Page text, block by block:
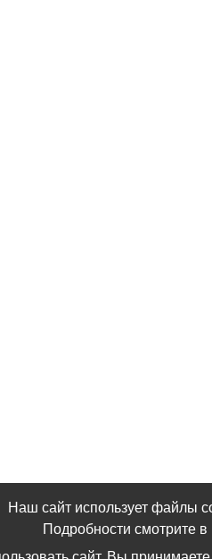
Наш сайт использует файлы
Подробности смотрите